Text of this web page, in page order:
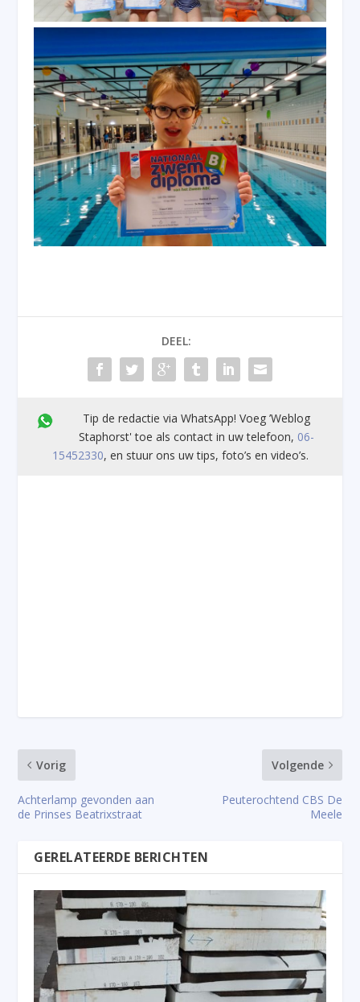
DEEL:
Tip de redactie via WhatsApp! Voeg ’Weblog
Staphorst' toe als contact in uw telefoon, 06-
15452330, en stuur ons uw tips, foto’s en video’s.
Vorig
Achterlamp gevonden aan
de Prinses Beatrixstraat
Volgende
Peuterochtend CBS De
Meele
GERELATEERDE BERICHTEN